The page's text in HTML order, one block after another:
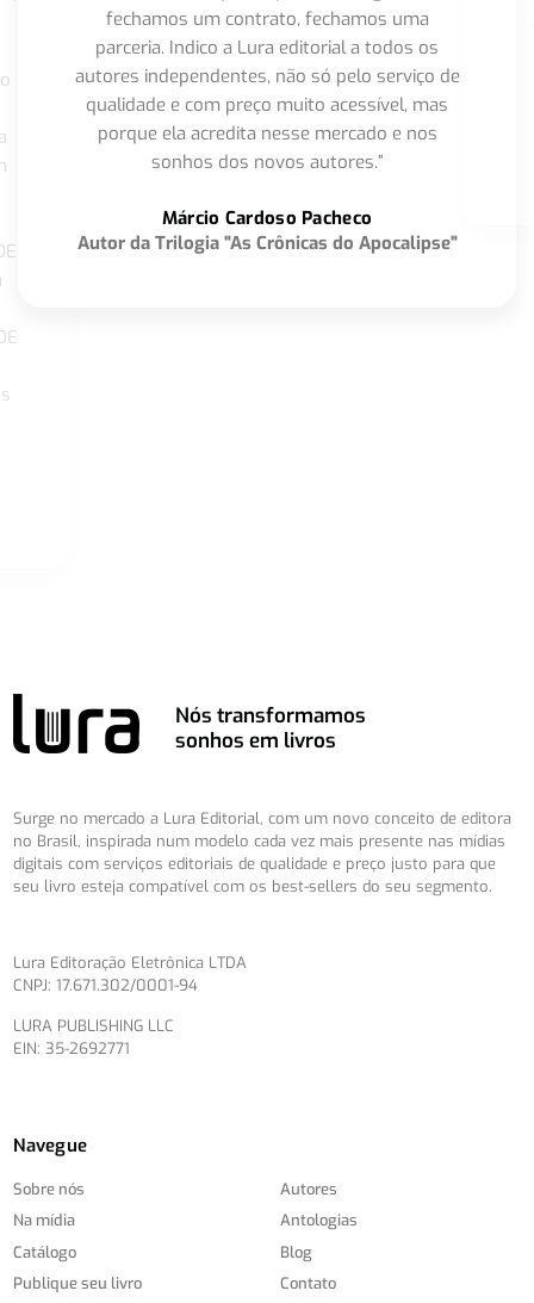
fechamos um contrato, fechamos uma
parceria. Indico a Lura editorial a todos os
autores independentes, não só pelo serviço de
qualidade e com preço muito acessível, mas
porque ela acredita nesse mercado e nos
sonhos dos novos autores.”
Márcio Cardoso Pacheco
Autor da Trilogia "As Crônicas do Apocalipse"
Nós transformamos
sonhos em livros
Surge no mercado a Lura Editorial, com um novo conceito de editora
no Brasil, inspirada num modelo cada vez mais presente nas mídias
digitais com serviços editoriais de qualidade e preço justo para que
seu livro esteja compatível com os best-sellers do seu segmento.
Lura Editoração Eletrônica LTDA
CNPJ: 17.671.302/0001-94
LURA PUBLISHING LLC
EIN: 35-2692771
Navegue
Sobre nós
Na mídia
Catálogo
Publique seu livro
Autores
Antologias
Blog
Contato